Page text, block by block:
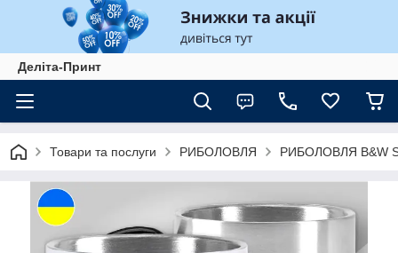
Деліта-Принт
Товари та послуги РИБОЛОВЛЯ РИБОЛОВЛЯ B&W